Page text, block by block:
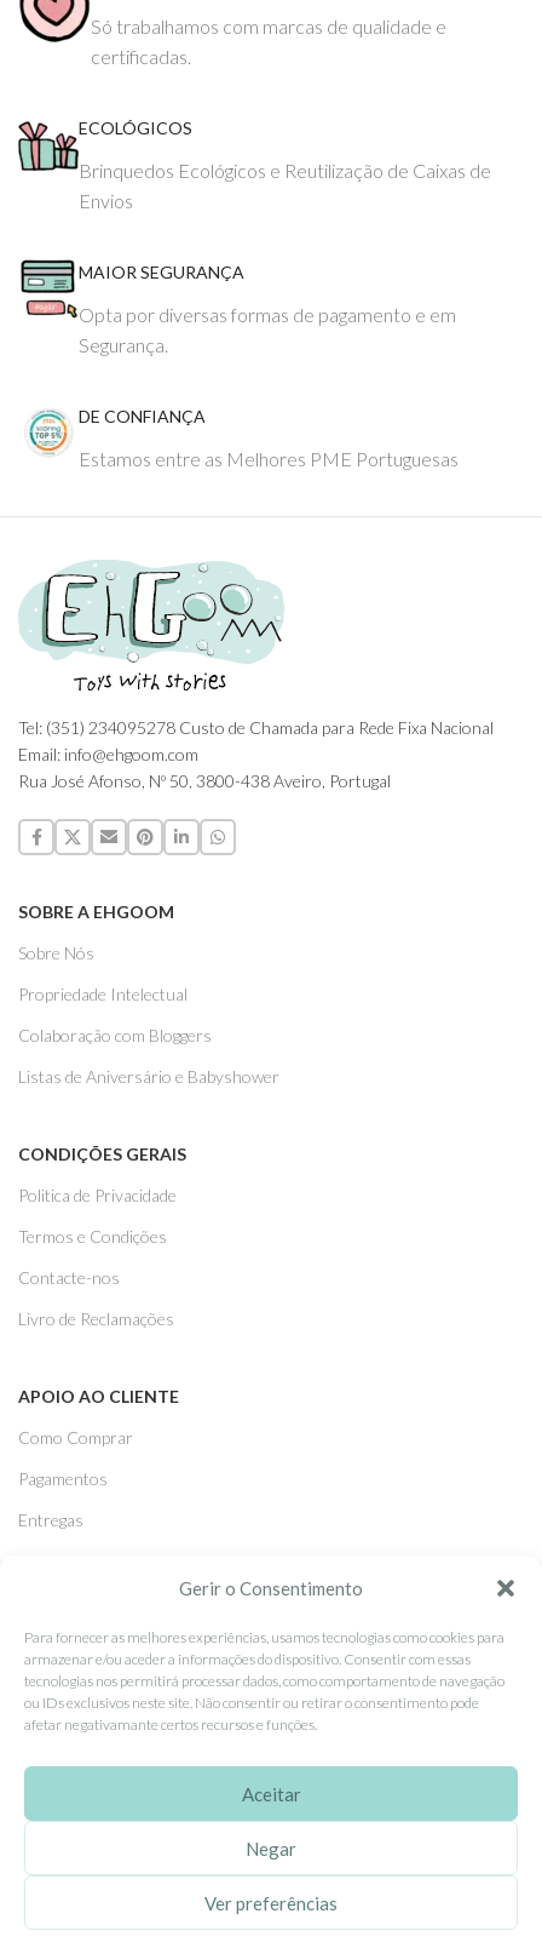
Gerir o Consentimento
Para fornecer as melhores experiências, usamos tecnologias como cookies para
armazenar e/ou aceder a informações do dispositivo. Consentir com essas
tecnologias nos permitirá processar dados, como comportamento de navegação
ou IDs exclusivos neste site. Não consentir ou retirar o consentimento pode
afetar negativamante certos recursos e funções.
Aceitar
Negar
Ver preferências
Só trabalhamos com marcas de qualidade e
certificadas.
ECOLÓGICOS
Brinquedos Ecológicos e Reutilização de Caixas de
Envios
MAIOR SEGURANÇA
Opta por diversas formas de pagamento e em
Segurança.
DE CONFIANÇA
Estamos entre as Melhores PME Portuguesas
Tel: (351) 234095278 Custo de Chamada para Rede Fixa Nacional
Email: info@ehgoom.com
Rua José Afonso, Nº 50, 3800-438 Aveiro, Portugal
SOBRE A EHGOOM
Sobre Nós
Propriedade Intelectual
Colaboração com Bloggers
Listas de Aniversário e Babyshower
CONDIÇÕES GERAIS
Politica de Privacidade
Termos e Condições
Contacte-nos
Livro de Reclamações
APOIO AO CLIENTE
Como Comprar
Pagamentos
Entregas
SEGUE-NOS
Facebook
Instagram
Pinterest